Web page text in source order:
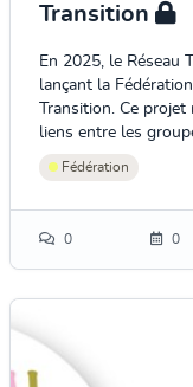
Transition
En 2025, le Réseau
lançant la
Transition. Ce projet
liens entre les
Fédération
0 0